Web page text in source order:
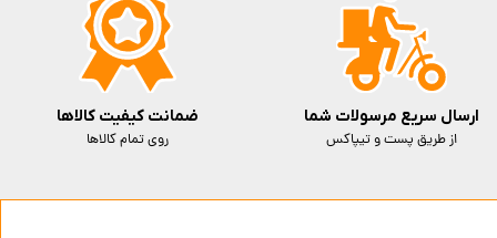
عمر باتری هدفون در حالت استندبای
زمان مورد نیاز برای شارژ محفظه
ارسال سریع مرسولات شما
از طریق پست و تیپاکس
ضمانت کیفیت کالاها
روی تمام کالاها